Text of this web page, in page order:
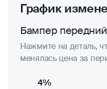
График
Бампер передний
Нажмите на деталь,
менялась цена за
4%